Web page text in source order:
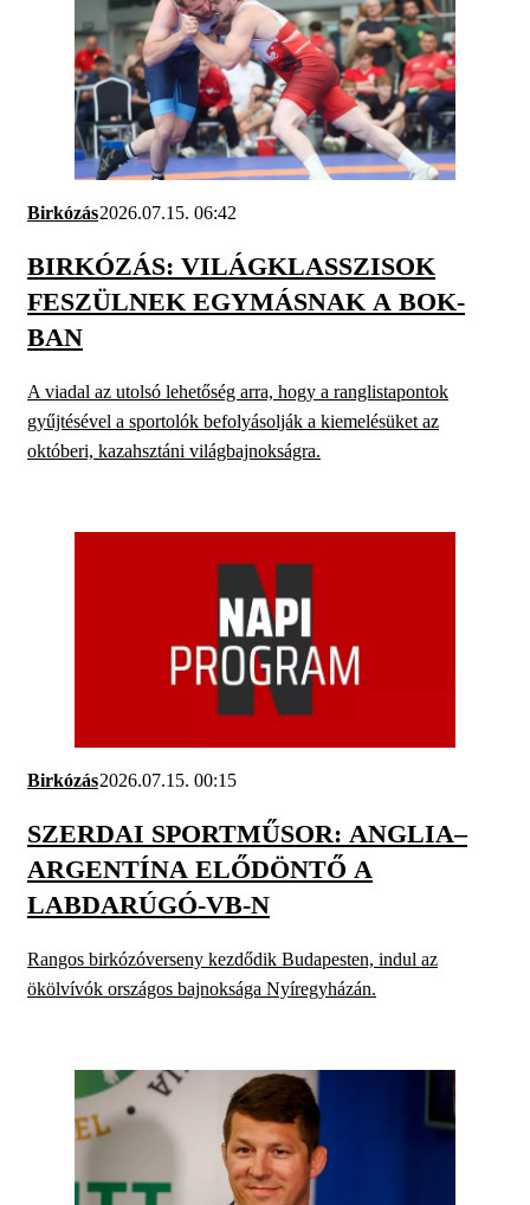
Birkózás2026.07.15. 06:42
BIRKÓZÁS: VILÁGKLASSZISOK
FESZÜLNEK EGYMÁSNAK A BOK-
BAN
A viadal az utolsó lehetőség arra, hogy a ranglistapontok
gyűjtésével a sportolók befolyásolják a kiemelésüket az
októberi, kazahsztáni világbajnokságra.
Birkózás2026.07.15. 00:15
SZERDAI SPORTMŰSOR: ANGLIA–
ARGENTÍNA ELŐDÖNTŐ A
LABDARÚGÓ-VB-N
Rangos birkózóverseny kezdődik Budapesten, indul az
ökölvívók országos bajnoksága Nyíregyházán.